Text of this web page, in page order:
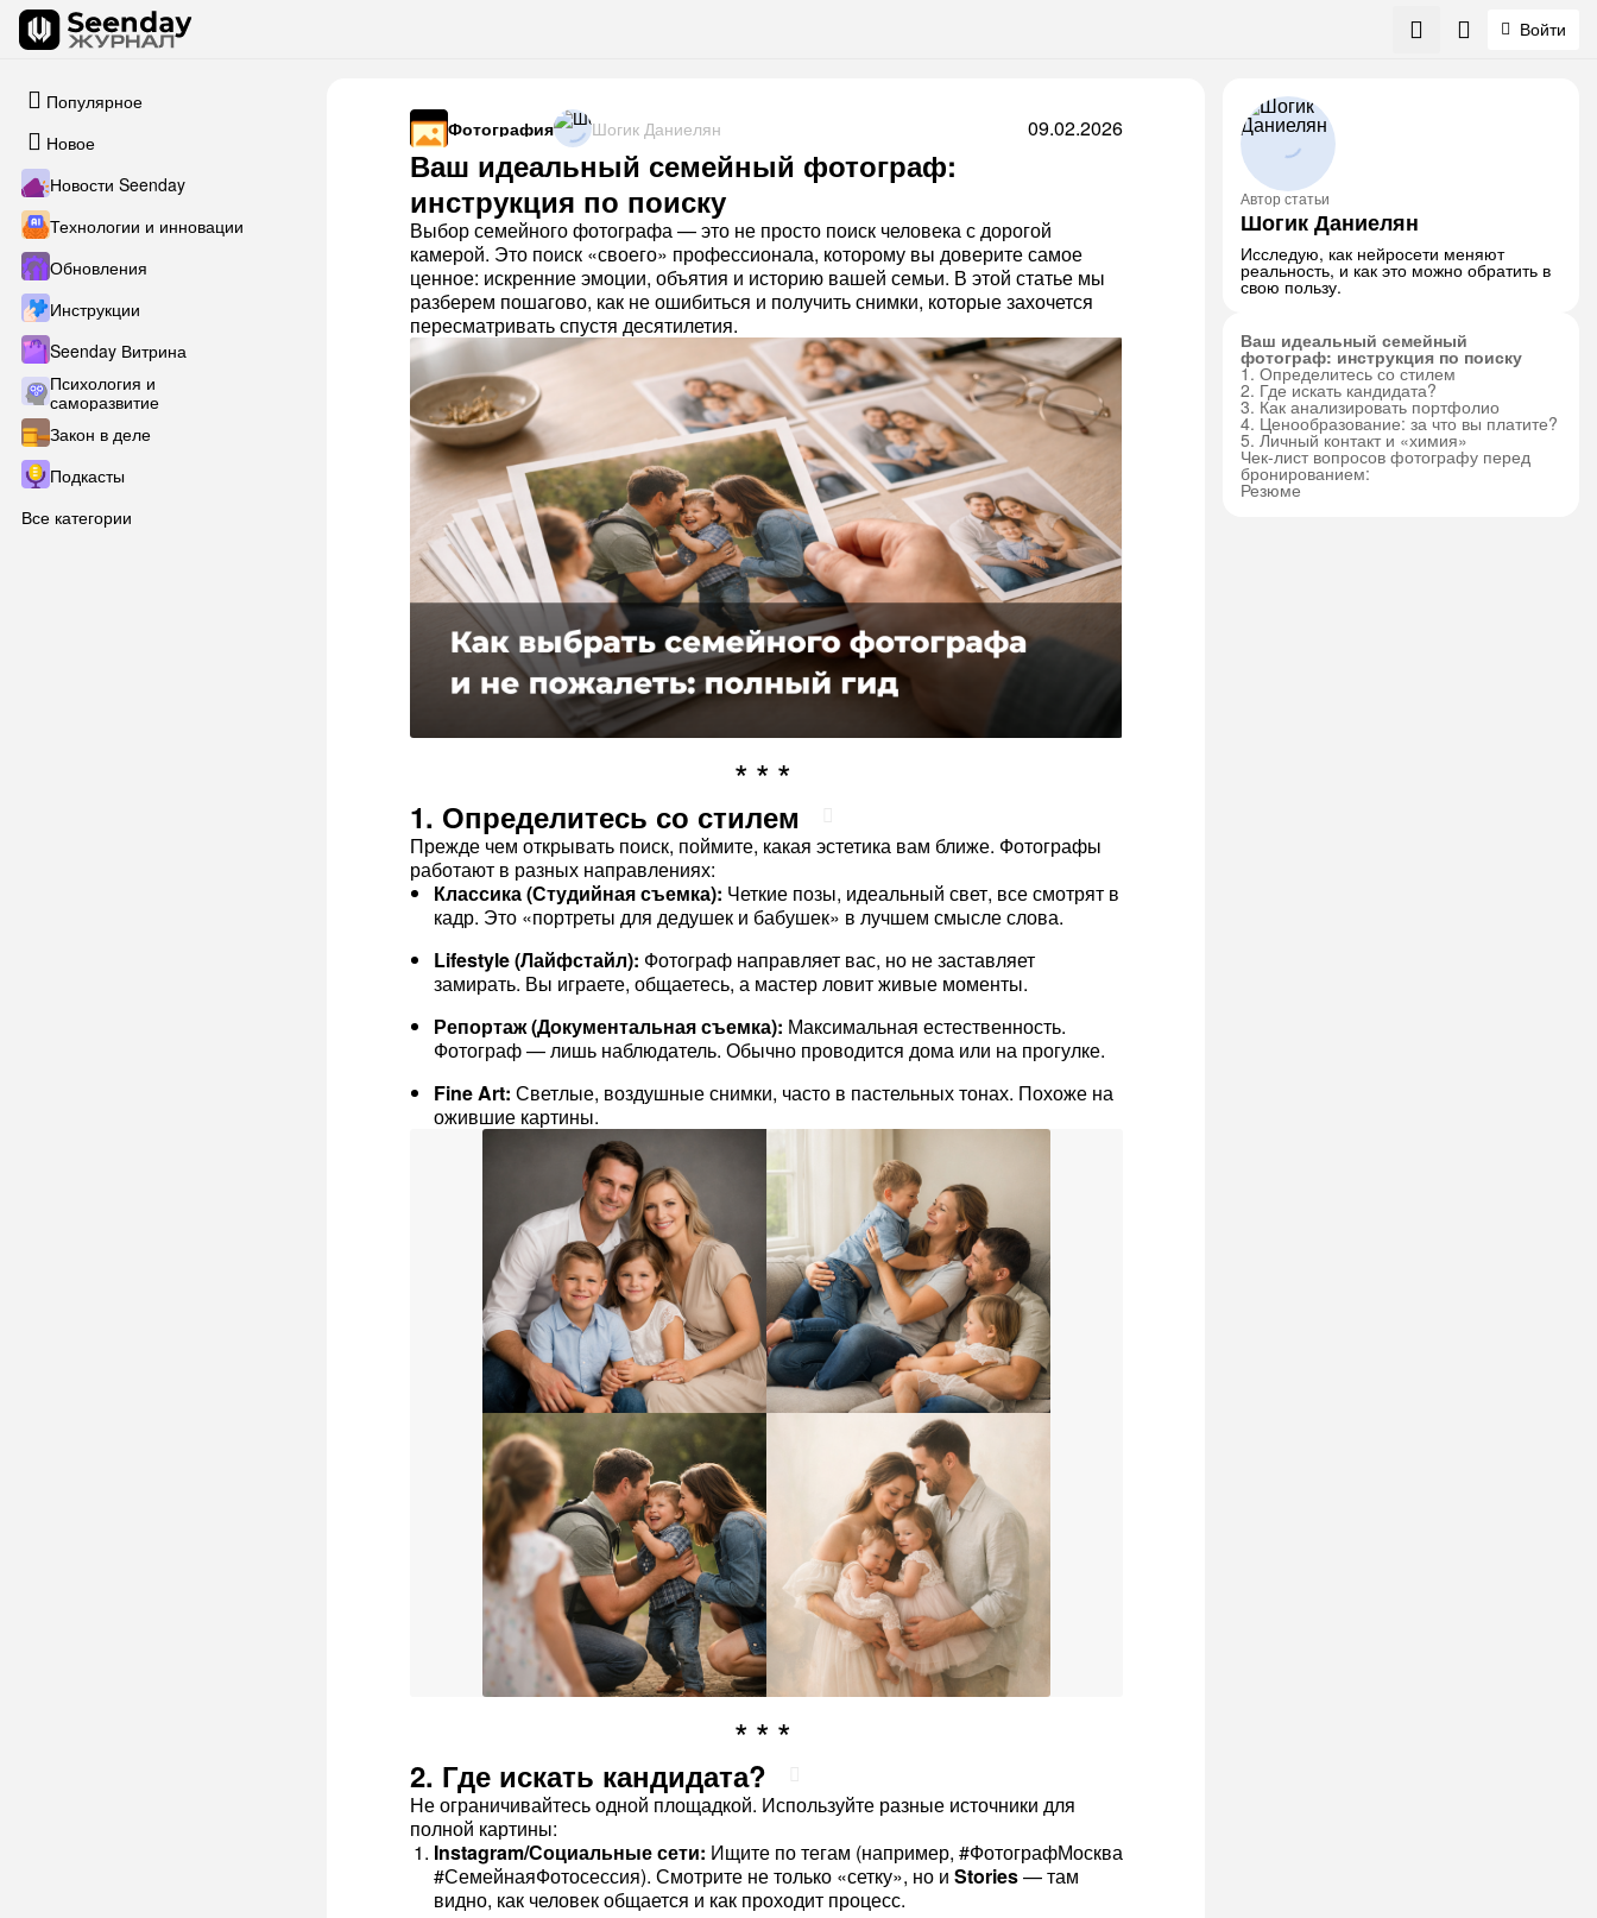
Войти
Популярное
Новое
Новости Seenday
Технологии и инновации
Обновления
Инструкции
Seenday Витрина
Психология и
саморазвитие
Закон в деле
Подкасты
Все категории
Фотография Шогик Даниелян 09.02.2026
Ваш идеальный семейный фотограф:
инструкция по поиску
Выбор семейного фотографа — это не просто поиск человека с дорогой
камерой. Это поиск «своего» профессионала, которому вы доверите самое
ценное: искренние эмоции, объятия и историю вашей семьи. В этой статье мы
разберем пошагово, как не ошибиться и получить снимки, которые захочется
пересматривать спустя десятилетия.
1. Определитесь со стилем
Прежде чем открывать поиск, поймите, какая эстетика вам ближе. Фотографы
работают в разных направлениях:
Классика (Студийная съемка): Четкие позы, идеальный свет, все смотрят в
кадр. Это «портреты для дедушек и бабушек» в лучшем смысле слова.
Lifestyle (Лайфстайл): Фотограф направляет вас, но не заставляет
замирать. Вы играете, общаетесь, а мастер ловит живые моменты.
Репортаж (Документальная съемка): Максимальная естественность.
Фотограф — лишь наблюдатель. Обычно проводится дома или на прогулке.
Fine Art: Светлые, воздушные снимки, часто в пастельных тонах. Похоже на
ожившие картины.
2. Где искать кандидата?
Не ограничивайтесь одной площадкой. Используйте разные источники для
полной картины:
Instagram/Социальные сети: Ищите по тегам (например, #ФотографМосква
#СемейнаяФотосессия). Смотрите не только «сетку», но и Stories— там
видно, как человек общается и как проходит процесс.
Автор статьи
Шогик Даниелян
Исследую, как нейросети меняют
реальность, и как это можно обратить в
свою пользу.
Ваш идеальный семейный
фотограф: инструкция по поиску
1. Определитесь со стилем
2. Где искать кандидата?
3. Как анализировать портфолио
4. Ценообразование: за что вы платите?
5. Личный контакт и «химия»
Чек-лист вопросов фотографу перед
бронированием:
Резюме